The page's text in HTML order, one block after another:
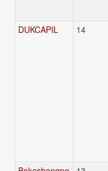
DUKCAPIL 14